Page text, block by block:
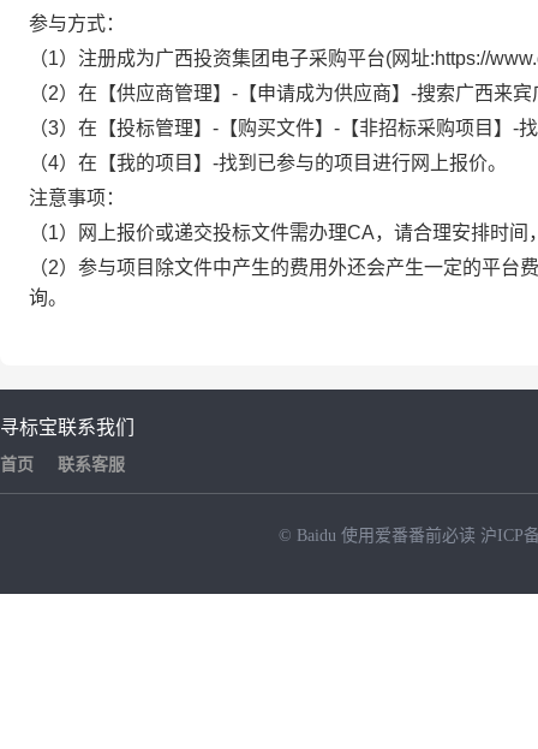
参与方式：
（1）注册成为广西投资集团电子采购平台(网址:https://
（2）在【供应商管理】-【申请成为供应商】-搜索广西来
（3）在【投标管理】-【购买文件】-【非招标采购项目】-
（4）在【我的项目】-找到已参与的项目进行网上报价。
注意事项：
（1）网上报价或递交投标文件需办理CA，请合理安排时间
（2）参与项目除文件中产生的费用外还会产生一定的平
询。
寻标宝
首页
联系我们
联系客服
© Baidu 使用爱番番前必读 沪ICP